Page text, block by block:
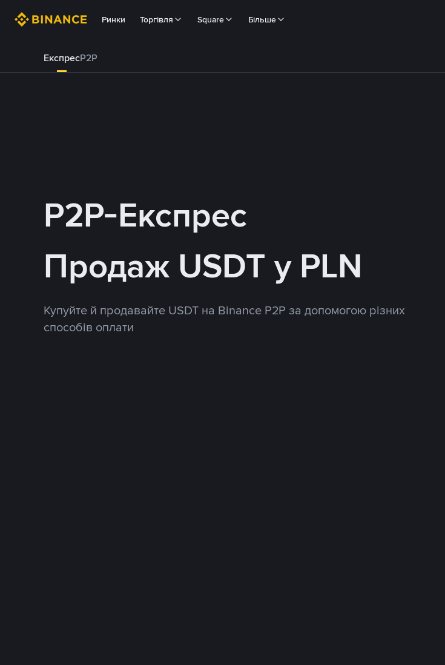
Ринки Торгівля Square Більше
ЕкспресP2P
P2P-Експрес
Продаж USDT у PLN
Купуйте й продавайте USDT на Binance P2P за допомогою різних
способів оплати